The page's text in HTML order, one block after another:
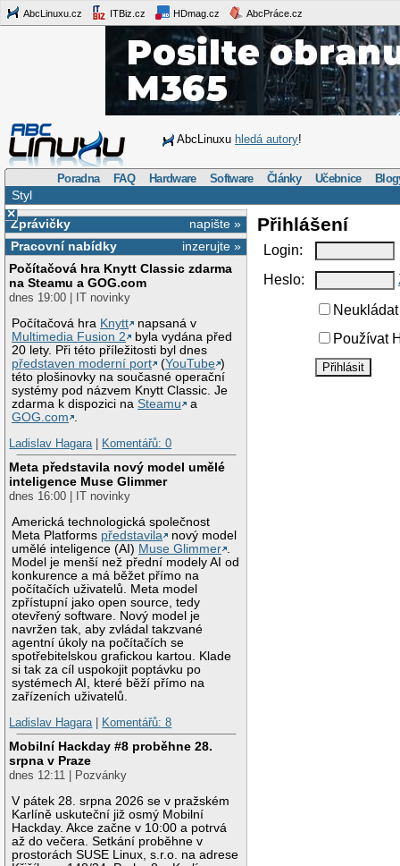
AbcLinuxu.cz ITBiz.cz HDmag.cz AbcPráce.cz
AbcLinuxu hledá autory!
Poradna FAQ Hardware Software Články Učebnice
Styl
×
napište »
Zprávičky
inzerujte »
Pracovní nabídky
Počítačová hra Knytt Classic zdarma
na Steamu a GOG.com
dnes 19:00 | IT novinky
Počítačová hra Knytt
napsaná v
Multimedia Fusion 2
byla vydána před
20 lety. Při této příležitosti byl dnes
představen moderní port
(YouTube )
této plošinovky na současné operační
systémy pod názvem Knytt Classic. Je
zdarma k dispozici naSteamu
a
GOG.com
Ladislav Hagara| Komentářů: 0
Meta představila nový model umělé
inteligence Muse Glimmer
dnes 16:00 | IT novinky
Americká technologická společnost
Meta Platforms představila
nový model
umělé inteligence (AI) Muse Glimmer
Model je menší než přední modely AI od
konkurence a má běžet přímo na
počítačích uživatelů. Meta model
zpřístupní jako open source, tedy
otevřený software. Nový model je
navržen tak, aby zvládal takzvané
agentní úkoly na počítačích se
spotřebitelskou grafickou kartou. Klade
si tak za cíl uspokojit poptávku po
systémech AI, které běží přímo na
zařízeních uživatelů.
Ladislav Hagara| Komentářů: 8
Mobilní Hackday #8 proběhne 28.
srpna v Praze
dnes 12:11 | Pozvánky
V pátek 28. srpna 2026 se v pražském
Karlíně uskuteční již osmý Mobilní
Hackday. Akce začne v 10:00 a potrvá
až do večera. Setkání proběhne v
prostorách SUSE Linux, s.r.o. na adrese
Přihlášení
Login:
Heslo:
Používat